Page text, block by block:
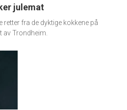
julemat
retter fra de dyktige kokkene på
av Trondheim.